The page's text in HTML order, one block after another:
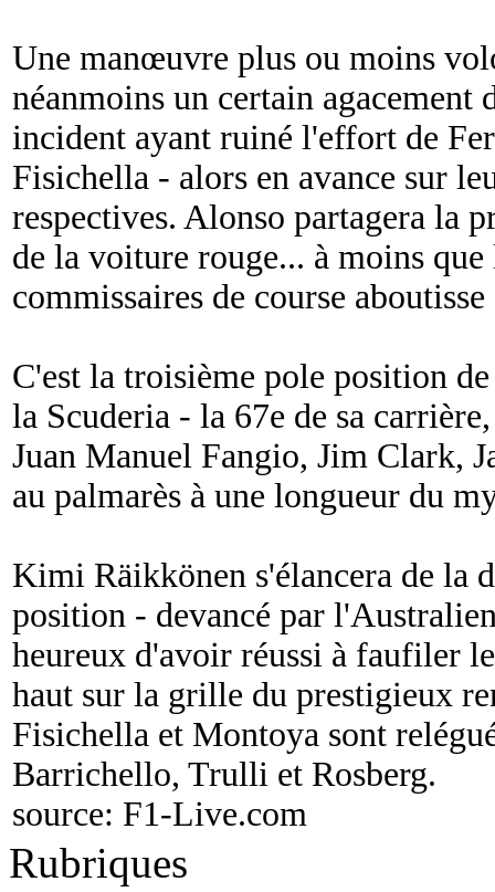
Une manœuvre plus ou moins
néanmoins un certain agacement
incident ayant ruiné l'effort de
Fisichella - alors en avance sur
respectives. Alonso partagera la
de la voiture rouge... à moins
commissaires de course
C'est la troisième pole position
la Scuderia - la 67e de sa
Juan Manuel Fangio, Jim Clark,
au palmarès à une longueur du
Kimi Räikkönen s'élancera de la
position - devancé par
heureux d'avoir réussi à faufiler
haut sur la grille du prestigieux
Fisichella et Montoya sont
Barrichello, Trulli et Rosberg.
source: F1-Live.com
Rubriques